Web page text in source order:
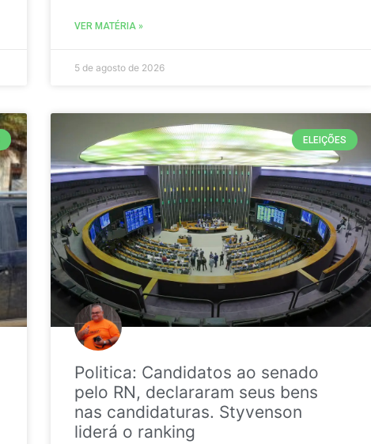
VER MATÉRIA »
5 de agosto de 2026
ELEIÇÕES
Politica: Candidatos ao senado
pelo RN, declararam seus bens
nas candidaturas. Styvenson
liderá o ranking